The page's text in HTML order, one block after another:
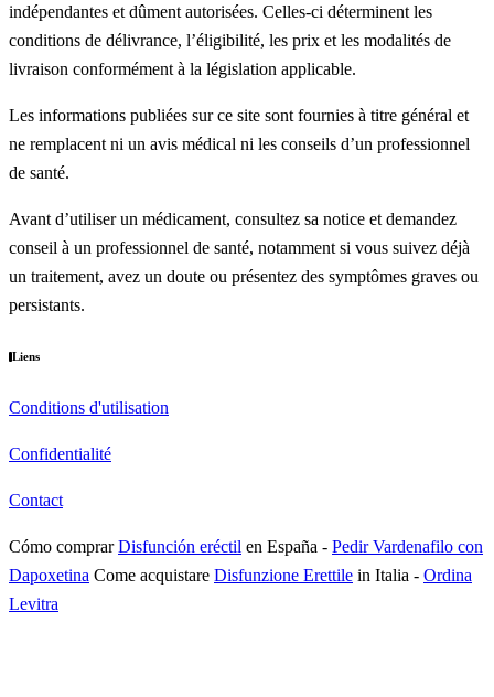
indépendantes et dûment autorisées. Celles-ci déterminent les
conditions de délivrance, l’éligibilité, les prix et les modalités de
livraison conformément à la législation applicable.
Les informations publiées sur ce site sont fournies à titre général et
ne remplacent ni un avis médical ni les conseils d’un professionnel
de santé.
Avant d’utiliser un médicament, consultez sa notice et demandez
conseil à un professionnel de santé, notamment si vous suivez déjà
un traitement, avez un doute ou présentez des symptômes graves ou
persistants.
Liens
Conditions d'utilisation
Confidentialité
Contact
Cómo comprarDisfunción eréctil en España - Pedir Vardenafilo con
Dapoxetina Come acquistare Disfunzione Erettile in Italia - Ordina
Levitra